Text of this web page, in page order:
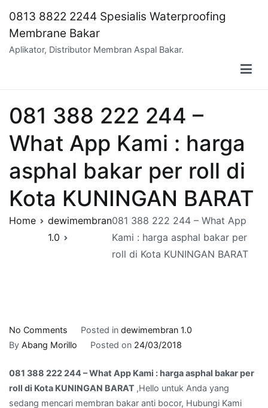
content
0813 8822 2244 Spesialis Waterproofing
Membrane Bakar
Aplikator, Distributor Membran Aspal Bakar.
081 388 222 244 –
What App Kami : harga
asphal bakar per roll di
Kota KUNINGAN BARAT
Home
dewimembran
1.0
081 388 222 244 – What App
Kami : harga asphal bakar per
roll di Kota KUNINGAN BARAT
No Comments
081
222
244
–
Posted in dewimembran 1.0
By Abang Morillo Posted on 24/03/2018
081 388 222 244 – What App Kami : harga asphal bakar per
roll di Kota KUNINGAN BARAT ,Hello untuk Anda yang
sedang mencari membran bakar anti bocor, Hubungi Kami